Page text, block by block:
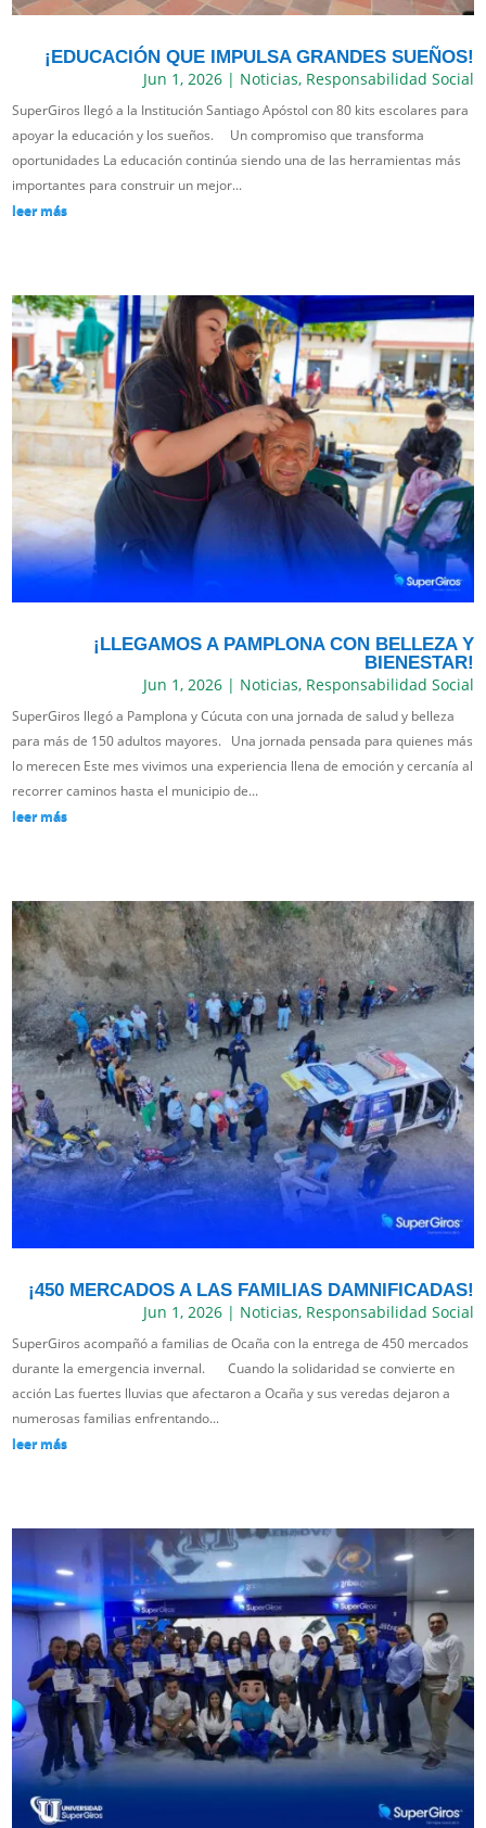
¡EDUCACIÓN QUE IMPULSA GRANDES SUEÑOS!
Jun 1, 2026| Noticias, Responsabilidad Social
SuperGiros llegó a la Institución Santiago Apóstol con 80 kits escolares para
apoyar la educación y los sueños. Un compromiso que transforma
oportunidades La educación continúa siendo una de las herramientas más
importantes para construir un mejor...
leer más
¡LLEGAMOS A PAMPLONA CON BELLEZA Y
BIENESTAR!
Jun 1, 2026| Noticias, Responsabilidad Social
SuperGiros llegó a Pamplona y Cúcuta con una jornada de salud y belleza
para más de 150 adultos mayores. Una jornada pensada para quienes más
lo merecen Este mes vivimos una experiencia llena de emoción y cercanía al
recorrer caminos hasta el municipio de...
leer más
¡450 MERCADOS A LAS FAMILIAS DAMNIFICADAS!
Jun 1, 2026| Noticias, Responsabilidad Social
SuperGiros acompañó a familias de Ocaña con la entrega de 450 mercados
durante la emergencia invernal. Cuando la solidaridad se convierte en
acción Las fuertes lluvias que afectaron a Ocaña y sus veredas dejaron a
numerosas familias enfrentando...
leer más